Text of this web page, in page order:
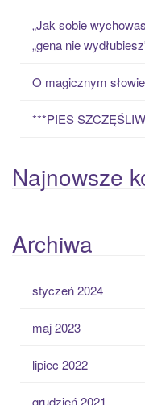
„Jak sobie
„gena nie
O magicznym słowie
***PIES
Najnowsze
Archiwa
styczeń 2024
maj 2023
lipiec 2022
grudzień 2021